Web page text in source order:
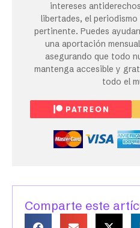
intereses
libertades, el
pertinente. Puedes
una aportación
asegurando que todo
mantenga accesible y
todo el
Comparte este